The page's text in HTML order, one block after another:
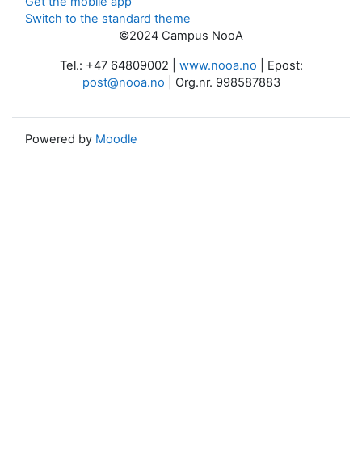
Switch to the standard theme
©2024 Campus NooA
Tel.: +47 64809002 | www.nooa.no | Epost:
post@nooa.no | Org.nr. 998587883
Powered by Moodle